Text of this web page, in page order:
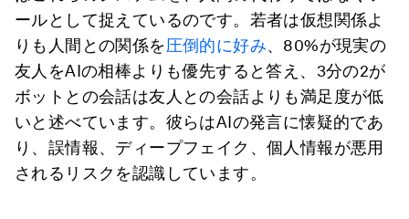
ールとして捉えているのです。若者は仮想関係よ
りも人間との関係を圧倒的に好み、80%が現実の
友人をAIの相棒よりも優先すると答え、3分の2が
ボットとの会話は友人との会話よりも満足度が低
いと述べています。彼らはAIの発言に懐疑的であ
り、誤情報、ディープフェイク、個人情報が悪用
されるリスクを認識しています。